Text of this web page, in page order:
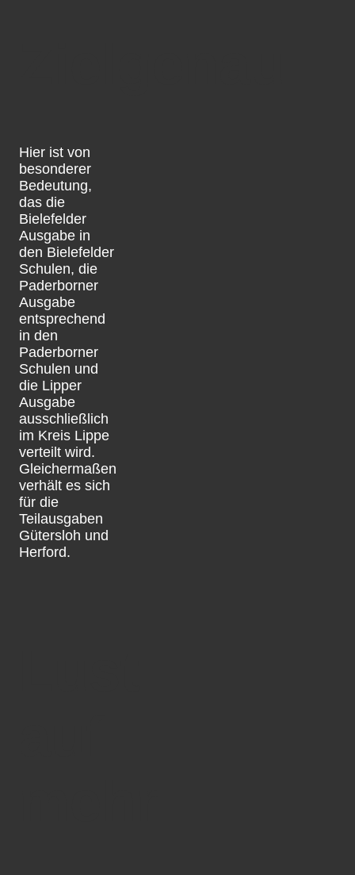
Hier ist von
besonderer
Bedeutung,
das die
Bielefelder
Ausgabe in
den Bielefelder
Schulen, die
Paderborner
Ausgabe
entsprechend
in den
Paderborner
Schulen und
die Lipper
Ausgabe
ausschließlich
im Kreis Lippe
verteilt wird.
Gleichermaßen
verhält es sich
für die
Teilausgaben
Gütersloh und
Herford.